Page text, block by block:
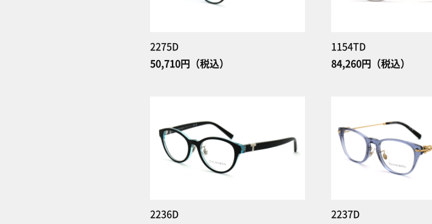
2275D
50,710円（税込）
1154TD
84,260円（税込）
2236D
2237D